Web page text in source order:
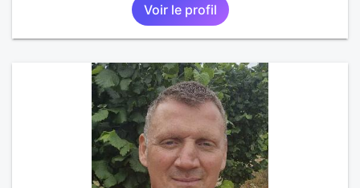
Voir le profil